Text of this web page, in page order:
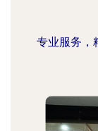
专业服务，